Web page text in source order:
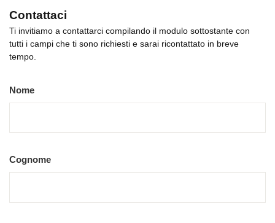
Contattaci
Ti invitiamo a contattarci compilando il modulo sottostante con
tutti i campi che ti sono richiesti e sarai ricontattato in breve
tempo.
Nome
Cognome